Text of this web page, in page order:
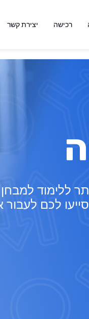
רכישה יצירת קשר
ללימוד
לכם